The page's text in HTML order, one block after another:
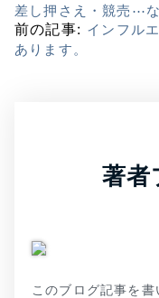
差し押さえ・競売⋯
前の記事: インフル
あります。
著者
このブログ記事を